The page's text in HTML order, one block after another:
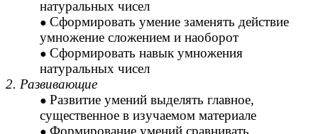
натуральных чисел
Сформировать умение заменять действие
умножение сложением и наоборот
Сформировать навык умножения
натуральных чисел
2. Развивающие
Развитие умений выделять главное,
существенное в изучаемом материале
Формирование умений сравнивать,